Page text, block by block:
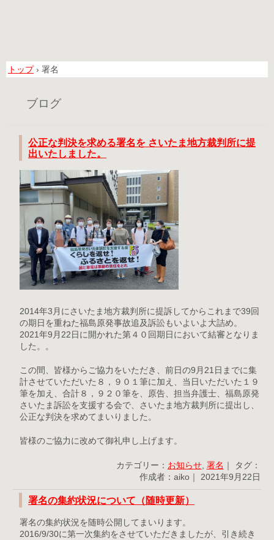
トップ› 署名
ブログ
公正な判決を求める署名を さいたま地方裁判所に提
出いたしました。
2014年3月にさいたま地方裁判所に提訴してからこれまで39回
の期日を重ねた福島原発事故追及訴訟もいよいよ大詰め。
2021年9月22日に開かれた第４０回期日において結審となりま
した。。
この間、皆様からご協力をいただき、前日の9月21日までに集
計させていただいた８，９０１筆に加え、当日いただいた１９
筆を加え、合計８，９２０筆を、原告、担当弁護士、福島原発
さいたま訴訟を支援する会で、さいたま地方裁判所に提出し、
公正な判決を求めてまいりました。
皆様のご協力に改めて御礼申し上げます。
カテゴリー： お知らせ, 署名 ｜ タグ：
作成者：aiko｜ 2021年9月22日
署名の集約状況について（随時更新）
署名の集約状況を随時公開してまいります。
2016/9/30に第一次集約をさせていただきましたが、引き続き